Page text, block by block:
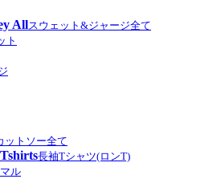
Allスウェット&ジャージ全て
ト
ットソー全て
長袖Tシャツ(ロンT)
ル